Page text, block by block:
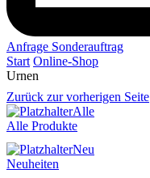
Anfrage Sonderauftrag
Start Online-Shop
Urnen
Zurück zur vorherigen Seite
Alle
Alle Produkte
Neu
Neuheiten